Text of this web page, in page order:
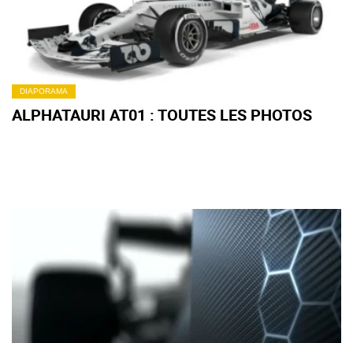
DIAPORAMA
ALPHATAURI AT01 : TOUTES LES PHOTOS